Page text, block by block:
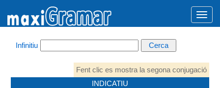
Infinitiu
Fent clic es mostra la segona conjugació
INDICATIU